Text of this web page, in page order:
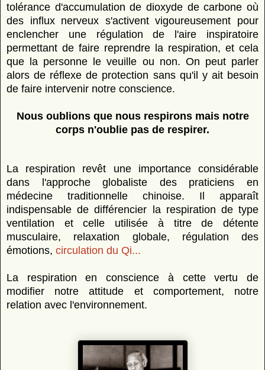
tolérance d'accumulation de dioxyde de carbone où
des influx nerveux s'activent vigoureusement pour
enclencher une régulation de l'aire inspiratoire
permettant de faire reprendre la respiration, et cela
que la personne le veuille ou non. On peut parler
alors de réflexe de protection sans qu'il y ait besoin
de faire intervenir notre conscience.
Nous oublions que nous respirons mais notre
corps n'oublie pas de respirer.
La respiration revêt une importance considérable
dans l'approche globaliste des praticiens en
médecine traditionnelle chinoise. Il apparaît
indispensable de différencier la respiration de type
ventilation et celle utilisée à titre de détente
musculaire, relaxation globale, régulation des
émotions, circulation du Qi...
La respiration en conscience à cette vertu de
modifier notre attitude et comportement, notre
relation avec l'environnement.